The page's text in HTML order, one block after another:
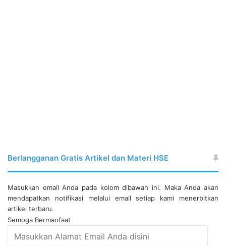
Berlangganan Gratis Artikel dan Materi HSE
Masukkan email Anda pada kolom dibawah ini. Maka Anda akan
mendapatkan notifikasi melalui email setiap kami menerbitkan
artikel terbaru.
Semoga Bermanfaat
Alamat